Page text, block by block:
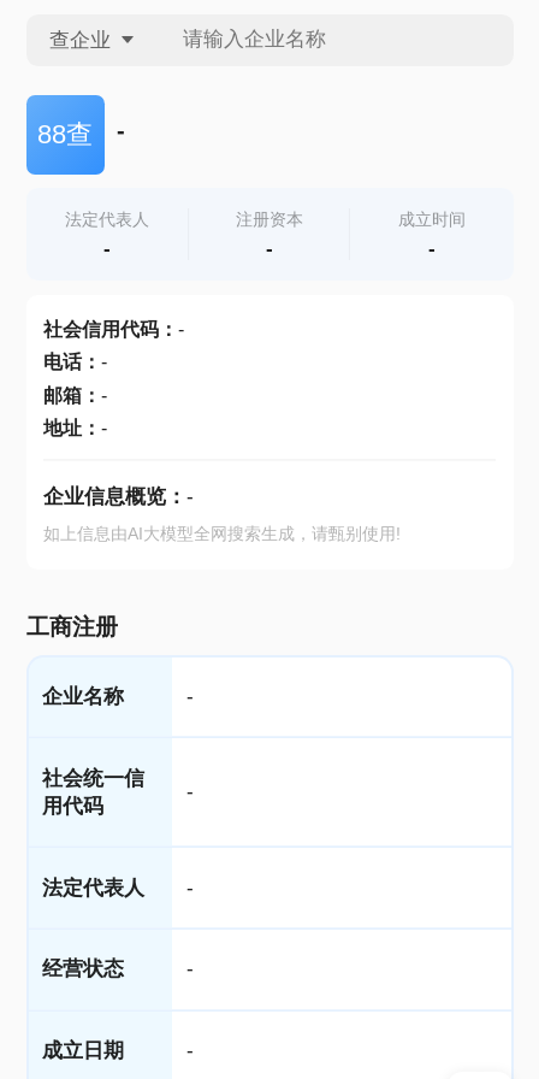
查企业
查企业
查产地
88查 -
法定代表人
-
注册资本
-
成立时间
-
社会信用代码： -
电话： -
邮箱： -
地址： -
企业信息概览： -
如上信息由AI大模型全网搜索生成，请甄别使用!
工商注册
企业名称 -
社会统一信
用代码
-
法定代表人 -
经营状态 -
成立日期 -